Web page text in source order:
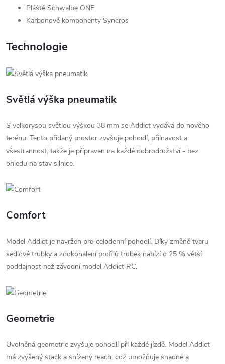
Pláště Schwalbe ONE
Karbonové komponenty Syncros
Technologie
Světlá výška pneumatik
S velkorysou světlou výškou 38 mm se Addict vydává do nového
terénu. Tento přidaný prostor zvyšuje pohodlí, přilnavost a
všestrannost, takže je připraven na každé dobrodružství - bez
ohledu na stav silnice.
Comfort
Model Addict je navržen pro celodenní pohodlí. Díky změně tvaru
sedlové trubky a zdokonalení profilů trubek nabízí o 25 % větší
poddajnost než závodní model Addict RC.
Geometrie
Uvolněná geometrie zvyšuje pohodlí při každé jízdě. Model Addict
má zvýšený stack a snížený reach, což umožňuje snadné a